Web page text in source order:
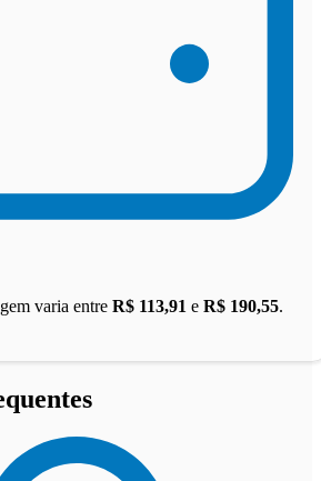
varia entre R$ 113,91 e R$ 190,55.